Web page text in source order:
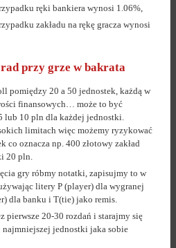
ręki bankiera wynosi 1.06%,
zakładu na rękę gracza wynosi
przy grze w bakrata
pomiędzy 20 a 50 jednostek, każdą w
finansowych… może to być
lub 10 pln dla każdej jednostki.
limitach więc możemy ryzykować
co oznacza np. 400 złotowy zakład
20 pln.
gry róbmy notatki, zapisujmy to w
litery P (player) dla wygranej
dla banku i T(tie) jako remis.
pierwsze 20-30 rozdań i starajmy się
najmniejszej jednostki jaka sobie